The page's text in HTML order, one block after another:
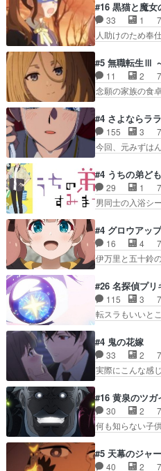
カノGirlfrien…
ー』にて「ア…
したクォリ…
美咲さんと言
目的の為には
キルが揃う。
なおどろおど
レベのアニメ
る、もう騙し
見ると一杯で怖
#16 黒猫と魔女
33 1
人助けのため
とカストルの
大群て…住民か
ングor進撃の
オ・カストル
みかたが雑に
怖がりやった
新たな依頼サブ
#5 無職転生Ⅲ
11 2
念願の家族の
ナリーゼの悪
囁きやめてく
感情が出てき
ABEMAで視聴
相変わらずで
フィエットと
別れがあったり
#4 さよならララ
155 3
今回、元みず
様とは...本当の
ケとツッコミ
リーにも登場
時の貧乏ゆす
に、ララは何
話まで視聴。
に動き出した回
#4 うちの弟ど
29 1
男同士の入浴
散歩って逃げ
倒見るのが1番
甘えさせるま
えちゃうぞ宣
目的を忘れて
するのは嫌。
で散歩させてた
#4 グロウアッ
16 4
伊万里と五十
や、これ素晴
回なのにビキ
推しの吾野伊
んの手品回で
タ教育のせい
人前での苦手
ストアで視聴し
#26 名探偵プリ
115 3
転スラもいい
なはプリキュ
躍、敵を圧倒
エクレール初
クレールは強
ッコロで始ま
www実質まど
レールが倒した
#4 鬼の花嫁
33 2
実際にこんな
の花嫁は一見
んのご両親の
父さんが石田
の立場わかっ
子にも優しい
#16 黄泉のツガ
30 2
何も知らない
いバトル回の
て作者が描き
#5 天幕のジャ
40 2